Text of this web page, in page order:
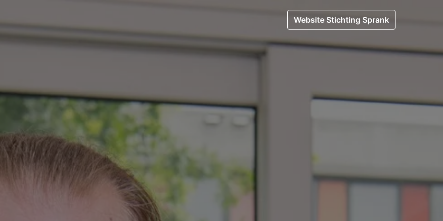
Website Stichting Sprank